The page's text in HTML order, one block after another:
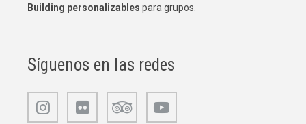
Building personalizables para grupos.
Síguenos en las redes